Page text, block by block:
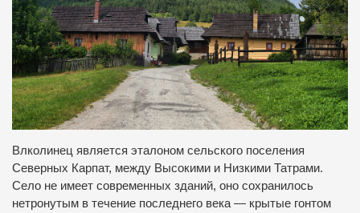
Влколинец является эталоном сельского поселения
Северных Карпат, между Высокими и Низкими Татрами.
Село не имеет современных зданий, оно сохранилось
нетронутым в течение последнего века — крытые гонтом